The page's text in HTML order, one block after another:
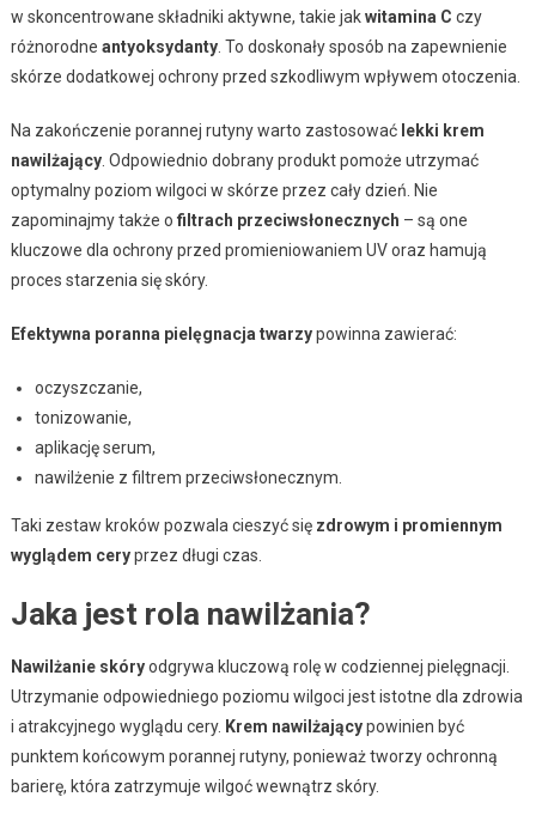
w skoncentrowane składniki aktywne, takie jakwitamina C czy
różnorodne antyoksydanty. To doskonały sposób na zapewnienie
skórze dodatkowej ochrony przed szkodliwym wpływem otoczenia.
Na zakończenie porannej rutyny warto zastosować lekki krem
nawilżający. Odpowiednio dobrany produkt pomoże utrzymać
optymalny poziom wilgoci w skórze przez cały dzień. Nie
zapominajmy także o filtrach przeciwsłonecznych – są one
kluczowe dla ochrony przed promieniowaniem UV oraz hamują
proces starzenia się skóry.
Efektywna poranna pielęgnacja twarzypowinna zawierać:
oczyszczanie,
tonizowanie,
aplikację serum,
nawilżenie z filtrem przeciwsłonecznym.
Taki zestaw kroków pozwala cieszyć się zdrowym i promiennym
wyglądem ceryprzez długi czas.
Jaka jest rola nawilżania?
Nawilżanie skóryodgrywa kluczową rolę w codziennej pielęgnacji.
Utrzymanie odpowiedniego poziomu wilgoci jest istotne dla zdrowia
i atrakcyjnego wyglądu cery. Krem nawilżającypowinien być
punktem końcowym porannej rutyny, ponieważ tworzy ochronną
barierę, która zatrzymuje wilgoć wewnątrz skóry.